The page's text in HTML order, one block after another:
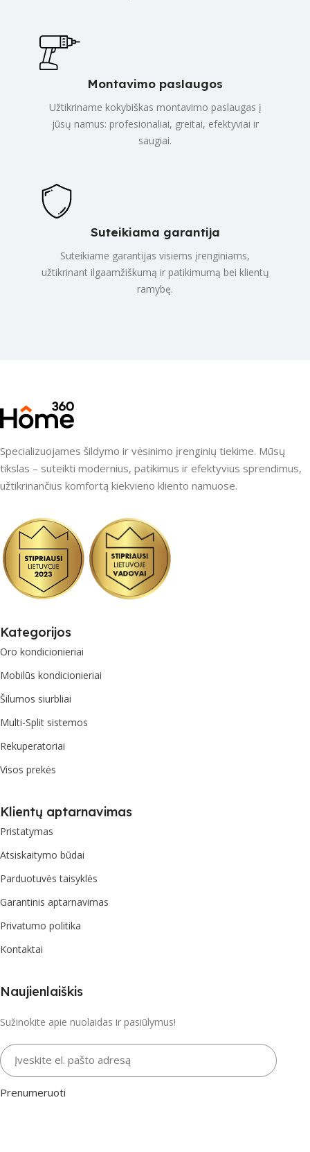
Montavimo paslaugos
Užtikriname kokybiškas montavimo paslaugas į
jūsų namus: profesionaliai, greitai, efektyviai ir
saugiai.
Suteikiama garantija
Suteikiame garantijas visiems įrenginiams,
užtikrinant ilgaamžiškumą ir patikimumą bei klientų
ramybę.
Specializuojames šildymo ir vėsinimo įrenginių tiekime. Mūsų
tikslas – suteikti modernius, patikimus ir efektyvius sprendimus,
užtikrinančius komfortą kiekvieno kliento namuose.
Kategorijos
Oro kondicionieriai
Mobilūs kondicionieriai
Šilumos siurbliai
Multi-Split sistemos
Rekuperatoriai
Visos prekės
Klientų aptarnavimas
Pristatymas
Atsiskaitymo būdai
Parduotuvės taisyklės
Garantinis aptarnavimas
Privatumo politika
Kontaktai
Naujienlaiškis
Sužinokite apie nuolaidas ir pasiūlymus!
Įveskite el. pašto adresą
Prenumeruoti